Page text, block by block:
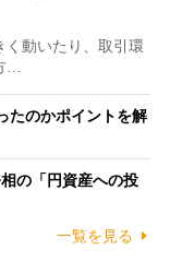
動いたり、取引環
…
たのかポイントを解
の「円資産への投
一覧を見る